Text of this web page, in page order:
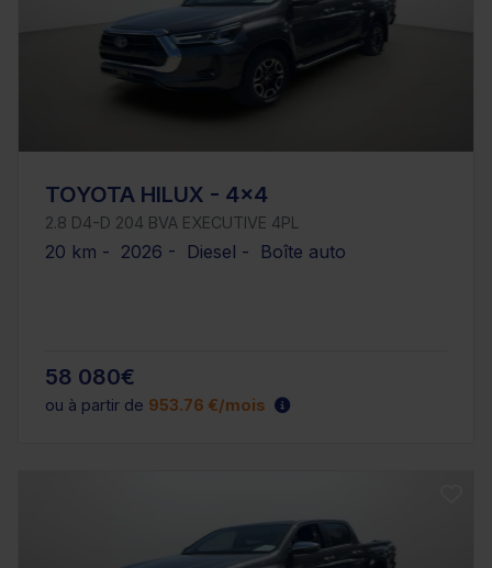
TOYOTA HILUX - 4x4
2.8 D4-D 204 BVA EXECUTIVE 4PL
20 km - 2026 - Diesel - Boîte auto
58 080€
ou à partir de 953.76 €/mois